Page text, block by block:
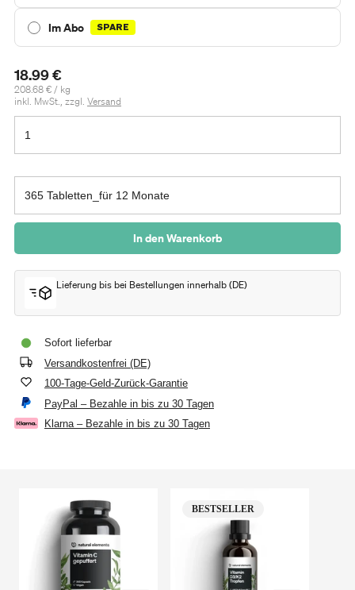
Im Abo SPARE
18.99 €
Regulärer
Preis
208.68 € / per
kg
inkl. MwSt., zzgl. Versand
In den Warenkorb
Lieferung bis bei Bestellungen innerhalb (DE)
Sofort lieferbar
Versandkostenfrei (DE)
100-Tage-Geld-Zurück-Garantie
PayPal – Bezahle in bis zu 30 Tagen
Klarna – Bezahle in bis zu 30 Tagen
BESTSELLER